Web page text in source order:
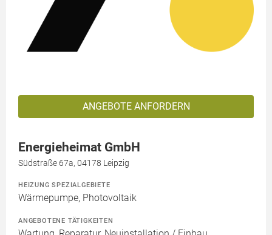
ANGEBOTE ANFORDERN
Energieheimat GmbH
Südstraße 67a, 04178 Leipzig
HEIZUNG SPEZIALGEBIETE
Wärmepumpe, Photovoltaik
ANGEBOTENE TÄTIGKEITEN